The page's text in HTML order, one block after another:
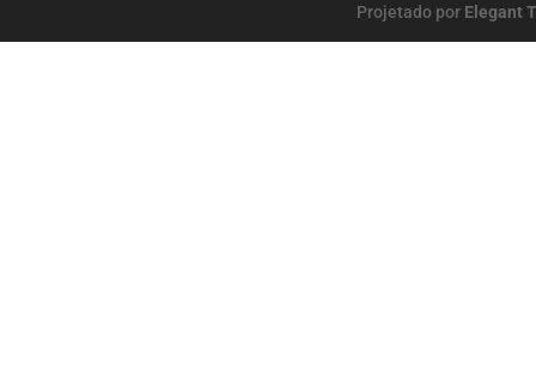
Projetado por Elegant